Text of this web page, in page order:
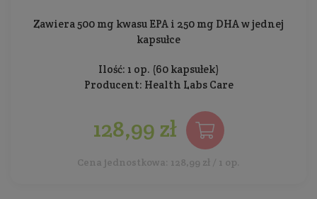
Zawiera 500 mg kwasu EPA i 250 mg DHA w jednej
kapsułce
Ilość: 1 op. (60 kapsułek)
Producent: Health Labs Care
128,99 zł
Cena jednostkowa: 128,99 zł / 1 op.